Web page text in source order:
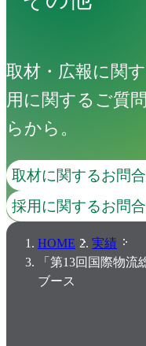
取材・広報に関
用に関するご質
らから。
取材に関するお問
採用に関するお問
HOME
実績
「第13回国際物
ブース